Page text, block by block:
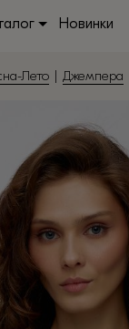
Новинки
Лето | Джемпера